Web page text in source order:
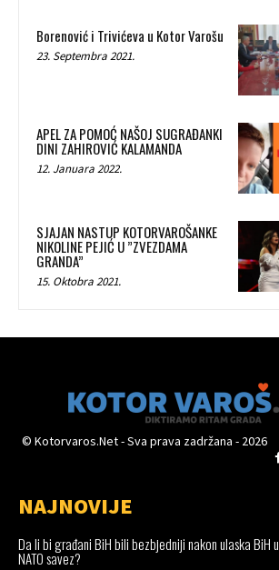
Borenović i Trivićeva u Kotor Varošu
23. Septembra 2021.
APEL ZA POMOĆ NAŠOJ SUGRAĐANKI
DINI ZAHIROVIĆ KALAMANDA
12. Januara 2022.
SJAJAN NASTUP KOTORVAROŠANKE
NIKOLINE PEJIĆ U ”ZVEZDAMA
GRANDA”
15. Oktobra 2021.
© Kotorvaros.Net - Sva prava zadržana - 2026
NAJNOVIJE
Da li bi građani BiH bili bezbjedniji nakon ulaska BiH u
NATO savez?